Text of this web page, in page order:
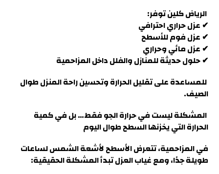
الرياض كلين توفر:
✔ عزل حراري احترافي
✔ عزل فوم للأسطح
✔ عزل مائي وحراري
✔ حلول حديثة للمنازل والفلل داخلالمزاحمية
للمساعدة على تقليل الحرارة وتحسين راحة المنزل طوال
الصيف.
المشكلة ليست في حرارة الجو فقط… بل في كمية
الحرارة التي يخزنها السطح طوال اليوم
فيالمزاحمية، تتعرض الأسطح لأشعة الشمس لساعات
طويلة جدًا، ومع غياب العزل تبدأ المشكلة الحقيقية: